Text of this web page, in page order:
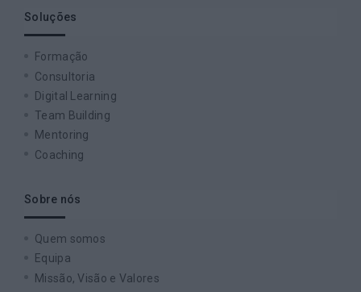
Soluções
Formação
Consultoria
Digital Learning
Team Building
Mentoring
Coaching
Sobre nós
Quem somos
Equipa
Missão, Visão e Valores